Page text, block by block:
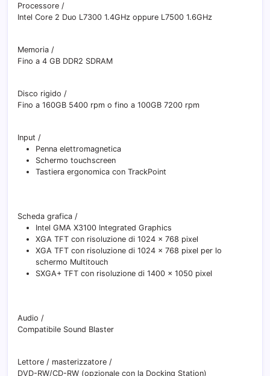
Processore /
Intel Core 2 Duo L7300 1.4GHz oppure L7500 1.6GHz
Memoria /
Fino a 4 GB DDR2 SDRAM
Disco rigido /
Fino a 160GB 5400 rpm o fino a 100GB 7200 rpm
Input /
Penna elettromagnetica
Schermo touchscreen
Tastiera ergonomica con TrackPoint
Scheda grafica /
Intel GMA X3100 Integrated Graphics
XGA TFT con risoluzione di 1024 x 768 pixel
XGA TFT con risoluzione di 1024 x 768 pixel per lo
schermo Multitouch
SXGA+ TFT con risoluzione di 1400 x 1050 pixel
Audio /
Compatibile Sound Blaster
Lettore / masterizzatore /
DVD-RW/CD-RW (opzionale con la Docking Station)